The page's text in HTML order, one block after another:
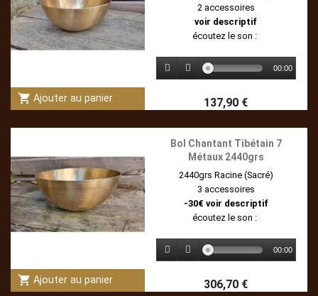
shopping_cart Ajouter au panier
2 accessoires
voir descriptif
écoutez le son :
00:00
137,90 €
shopping_cart Ajouter au panier
Bol Chantant Tibétain 7
Métaux 2440grs
2440grs Racine (Sacré)
3 accessoires
-30€ voir descriptif
écoutez le son :
00:00
306,70 €